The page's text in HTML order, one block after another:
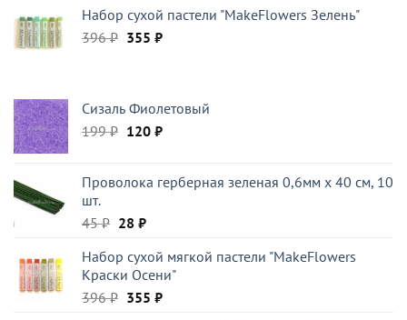
Набор сухой пастели "MakeFlowers Зелень"
396₽ Первоначальная
355 ₽Текущая
Сизаль Фиолетовый
199₽ Первоначальная
199 ₽.
120 ₽Текущая
Проволока герберная зеленая 0,6мм x 40 см, 10
шт.
45₽ Первоначальная
составляла
45 ₽.
28 ₽Текущая
28 ₽.
Набор сухой мягкой пастели "MakeFlowers
Краски Осени"
396₽ Первоначальная
355 ₽Текущая